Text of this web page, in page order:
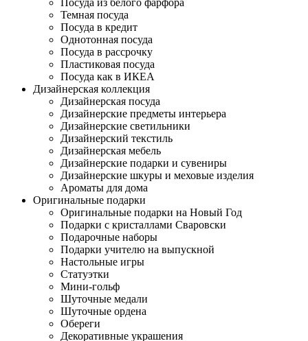
Посуда из белого фарфора
Темная посуда
Посуда в кредит
Однотонная посуда
Посуда в рассрочку
Пластиковая посуда
Посуда как в ИКЕА
Дизайнерская коллекция
Дизайнерская посуда
Дизайнерские предметы интерьера
Дизайнерские светильники
Дизайнерский текстиль
Дизайнерская мебель
Дизайнерские подарки и сувениры
Дизайнерские шкуры и меховые изделия
Ароматы для дома
Оригинальные подарки
Оригинальные подарки на Новый Год
Подарки с кристаллами Сваровски
Подарочные наборы
Подарки учителю на выпускной
Настольные игры
Статуэтки
Мини-гольф
Шуточные медали
Шуточные ордена
Обереги
Декоративные украшения